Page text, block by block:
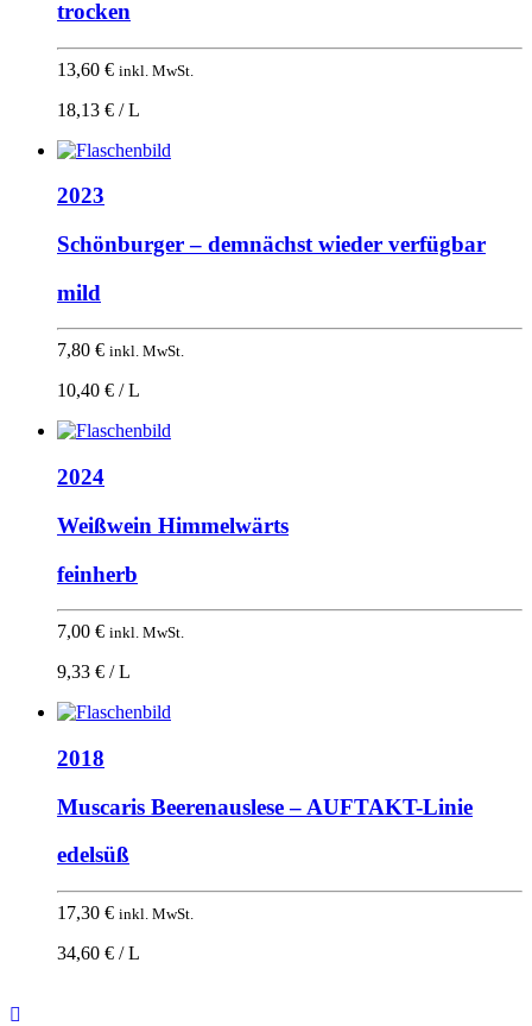
trocken
13,60 € inkl. MwSt.
18,13 € / L
2023
Schönburger – demnächst wieder verfügbar
mild
7,80 € inkl. MwSt.
10,40 € / L
2024
Weißwein Himmelwärts
feinherb
7,00 € inkl. MwSt.
9,33 € / L
2018
Muscaris Beerenauslese – AUFTAKT-Linie
edelsüß
17,30 € inkl. MwSt.
34,60 € / L